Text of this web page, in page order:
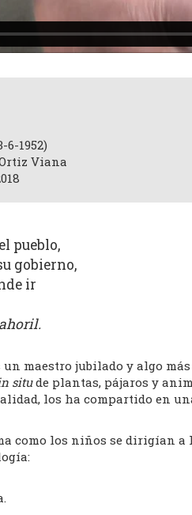
6-1952)
Viana
pueblo,
gobierno,
ir
un maestro jubilado y algo
situde plantas, pájaros y
los ha compartido en
como los niños se dirigían a